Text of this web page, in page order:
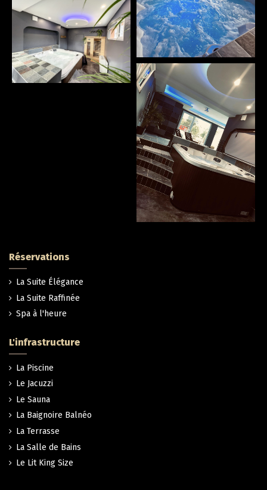
Réservations
La Suite Élégance
La Suite Raffinée
Spa à l'heure
L'infrastructure
La Piscine
Le Jacuzzi
Le Sauna
La Baignoire Balnéo
La Terrasse
La Salle de Bains
Le Lit King Size